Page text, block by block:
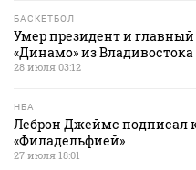
БАСКЕТБОЛ
Умер президент и главный
«Динамо» из
28 июля 03:12
НБА
Леброн Джеймс подписал
«Филадельфией»
27 июля 18:01